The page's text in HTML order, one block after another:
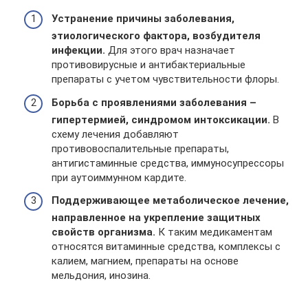
Устранение причины заболевания,
этиологического фактора, возбудителя
инфекции. Для этого врач назначает
противовирусные и антибактериальные
препараты с учетом чувствительности флоры.
Борьба с проявлениями заболевания –
гипертермией, синдромом интоксикации. В
схему лечения добавляют
противовоспалительные препараты,
антигистаминные средства, иммуносупрессоры
при аутоиммунном кардите.
Поддерживающее метаболическое лечение,
направленное на укрепление защитных
свойств организма. К таким медикаментам
относятся витаминные средства, комплексы с
калием, магнием, препараты на основе
мельдония, инозина.